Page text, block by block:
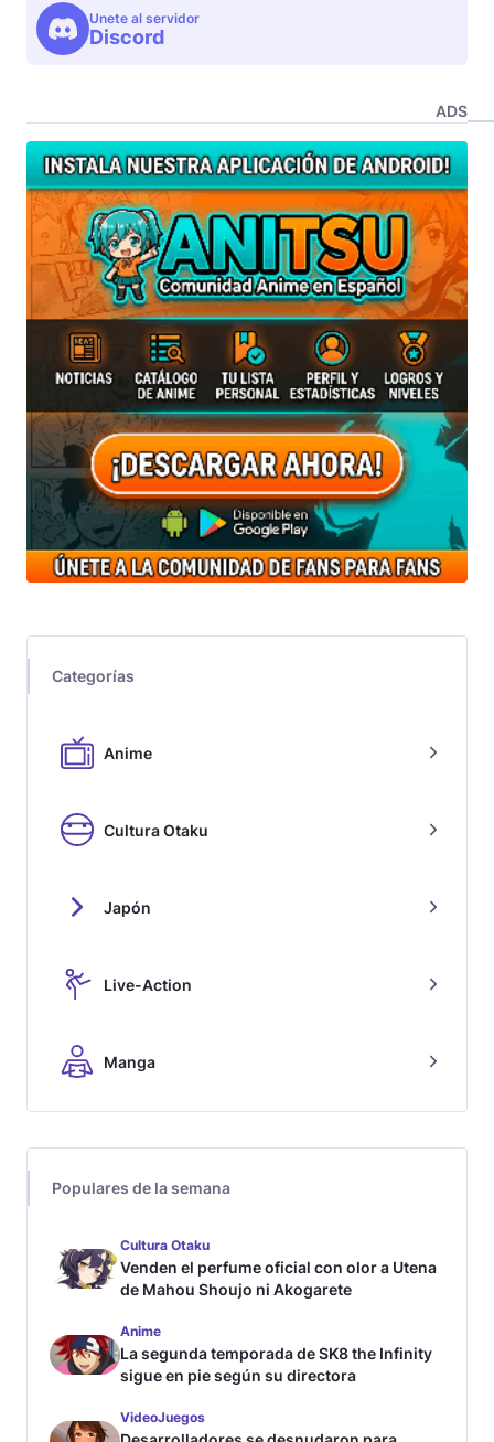
Unete al servidor
Discord
ADS
Categorías
Anime
Cultura Otaku
Japón
Live-Action
Manga
Populares de la semana
Cultura Otaku
Venden el perfume oficial con olor a Utena
de Mahou Shoujo ni Akogarete
Anime
La segunda temporada de SK8 the Infinity
sigue en pie según su directora
VideoJuegos